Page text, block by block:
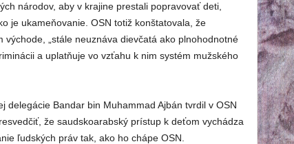
národov, aby v krajine prestali popravovať deti,
je ukameňovanie. OSN totiž konštatovala, že
„stále neuznáva dievčatá ako plnohodnotné
a uplatňuje vo vzťahu k nim systém mužského
delegácie Bandar bin Muhammad Ajbán tvrdil v OSN
že saudskoarabský prístup k deťom vychádza
ľudských práv tak, ako ho chápe OSN.